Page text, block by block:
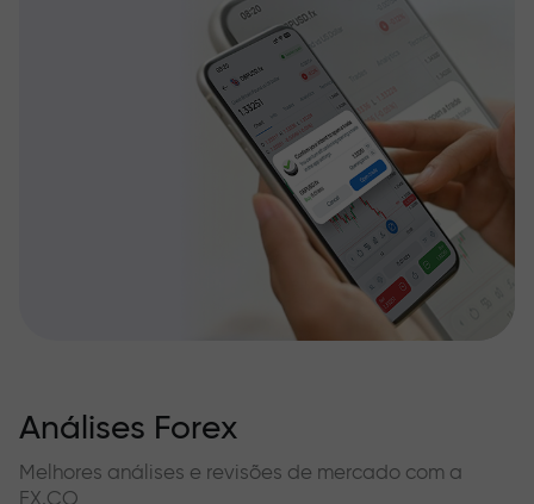
Análises Forex
Melhores análises e revisões de mercado com a
FX.CO